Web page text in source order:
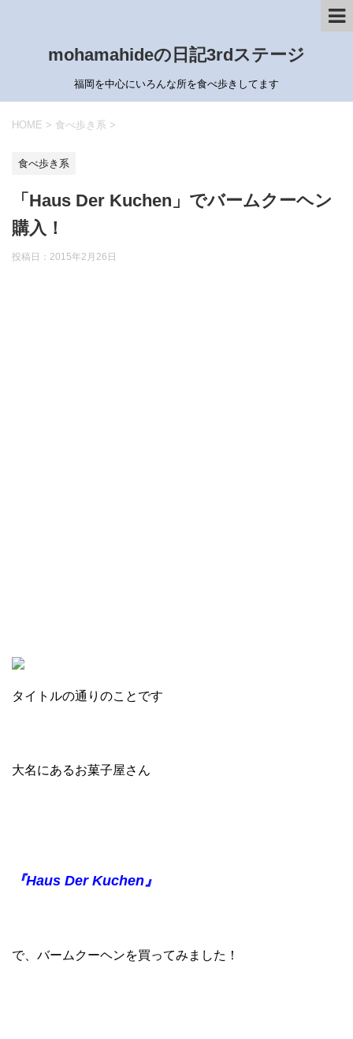
mohamahideの日記3rdステージ
福岡を中心にいろんな所を食べ歩きしてます
HOME > 食べ歩き系 >
食べ歩き系
「Haus Der Kuchen」でバームクーヘン
購入！
投稿日： 2015年2月26日
タイトルの通りのことです
大名にあるお菓子屋さん
『Haus Der Kuchen』
で、バームクーヘンを買ってみました！